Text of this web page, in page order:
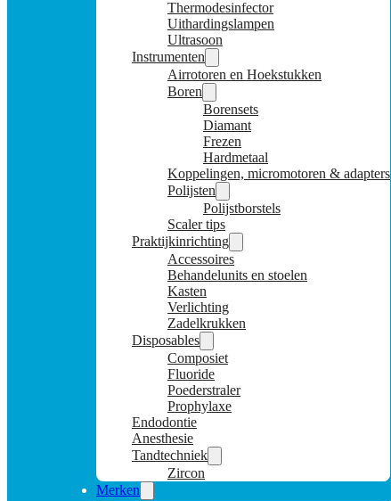
Thermodesinfector
Uithardingslampen
Ultrasoon
Instrumenten
Airrotoren en Hoekstukken
Boren
Borensets
Diamant
Frezen
Hardmetaal
Koppelingen, micromotoren & adapters
Polijsten
Polijstborstels
Scaler tips
Praktijkinrichting
Accessoires
Behandelunits en stoelen
Kasten
Verlichting
Zadelkrukken
Disposables
Composiet
Fluoride
Poederstraler
Prophylaxe
Endodontie
Anesthesie
Tandtechniek
Zircon
Merken